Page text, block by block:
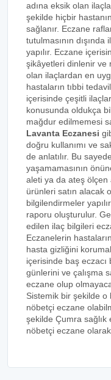
adına eksik olan
şekilde hiçbir
sağlanır. Eczane
tutulmasının
yapılır. Eczane
şikâyetleri dinlenir ve
olan ilaçlardan en
hastaların tıbbi
içerisinde çeşitli
konusunda oldukça
mağdur edilmemesi
Lavanta Eczanesi
doğru kullanımı ve
de anlatılır. Bu
yaşamamasının
aleti ya da ateş ölçen
ürünleri satın alacak
bilgilendirmeler
raporu oluşturulur.
edilen ilaç bilgileri
Eczanelerin
hasta gizliğini
içerisinde baş eczacı
günlerini ve çalışma
eczane olup
Sistemik bir şekilde
nöbetçi eczane
şekilde Çumra
nöbetçi eczane